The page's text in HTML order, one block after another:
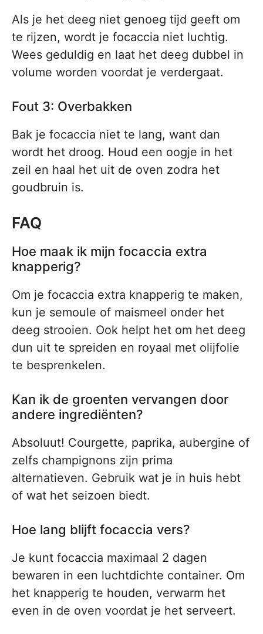
Als je het deeg niet genoeg tijd geeft om
te rijzen, wordt je focaccia niet luchtig.
Wees geduldig en laat het deeg dubbel in
volume worden voordat je verdergaat.
Fout 3: Overbakken
Bak je focaccia niet te lang, want dan
wordt het droog. Houd een oogje in het
zeil en haal het uit de oven zodra het
goudbruin is.
FAQ
Hoe maak ik mijn focaccia extra
knapperig?
Om je focaccia extra knapperig te maken,
kun je semoule of maismeel onder het
deeg strooien. Ook helpt het om het deeg
dun uit te spreiden en royaal met olijfolie
te besprenkelen.
Kan ik de groenten vervangen door
andere ingrediënten?
Absoluut! Courgette, paprika, aubergine of
zelfs champignons zijn prima
alternatieven. Gebruik wat je in huis hebt
of wat het seizoen biedt.
Hoe lang blijft focaccia vers?
Je kunt focaccia maximaal 2 dagen
bewaren in een luchtdichte container. Om
het knapperig te houden, verwarm het
even in de oven voordat je het serveert.